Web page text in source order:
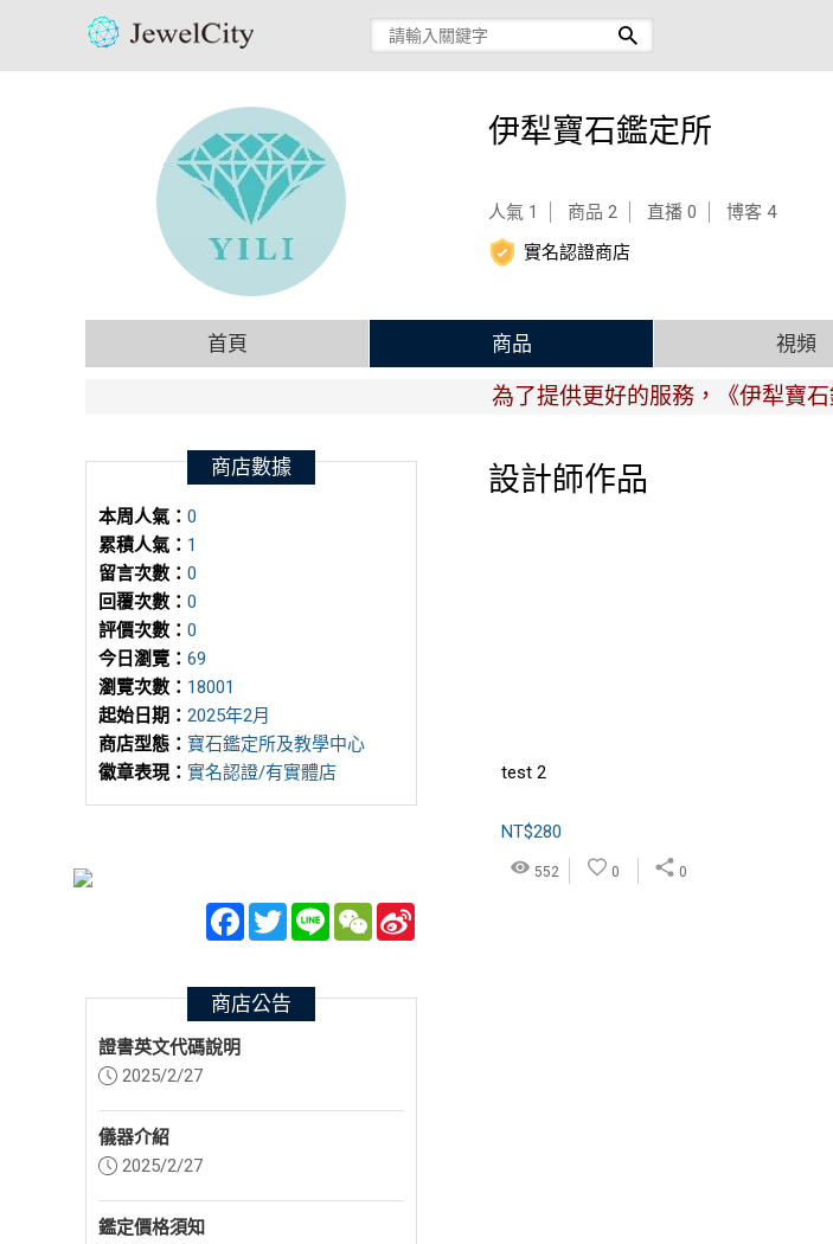
伊犁寶石鑑定所
人氣 1 商品 2 直播 0
博客 4
實名認證商店
首頁 商品 視頻
為了提供更好的服務，《伊犁寶石
商店數據
本周人氣： 0
累積人氣： 1
留言次數： 0
回覆次數： 0
評價次數： 0
今日瀏覽： 69
瀏覽次數： 18001
起始日期： 2025年2月
商店型態： 寶石鑑定所及教學中心
徽章表現： 實名認證/有實體店
Facebook
TwitterLine WeChat
商店公告
證書英文代碼說明
2025/2/27
儀器介紹
2025/2/27
鑑定價格須知
設計師作品
test 2
NT$280
552 0 0